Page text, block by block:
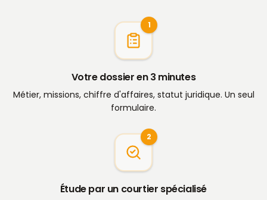
1
Votre dossier en 3 minutes
Métier, missions, chiffre d'affaires, statut juridique. Un seul
formulaire.
2
Étude par un courtier spécialisé